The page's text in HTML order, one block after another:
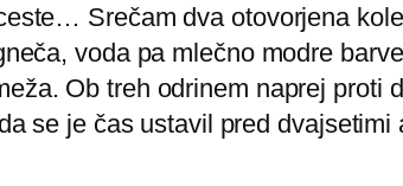
Srečam dva otovorjena
voda pa mlečno modre
Ob treh odrinem naprej
se je čas ustavil pred dvajsetimi